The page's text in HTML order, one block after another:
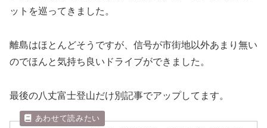
ットを巡ってきました。
離島はほとんどそうですが、信号が市街地以外あまり無い
のでほんと気持ち良いドライブができました。
最後の八丈富士登山だけ別記事でアップしてます。